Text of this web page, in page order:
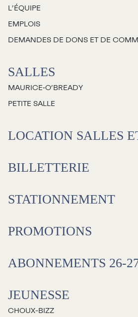
Jeunesse
Sorties scolaires
Les Mordus
Les vendredis autour du
camp
Carte blanche
La FameUSe
espaces
L’ÉQUIPE
EMPLOIS
DEMANDES DE DONS ET DE
SALLES
MAURICE‑O’BREADY
PETITE SALLE
LOCATION SALLES
BILLETTERIE
STATIONNEMENT
PROMOTIONS
ABONNEMENTS 26-
JEUNESSE
CHOUX-BIZZ